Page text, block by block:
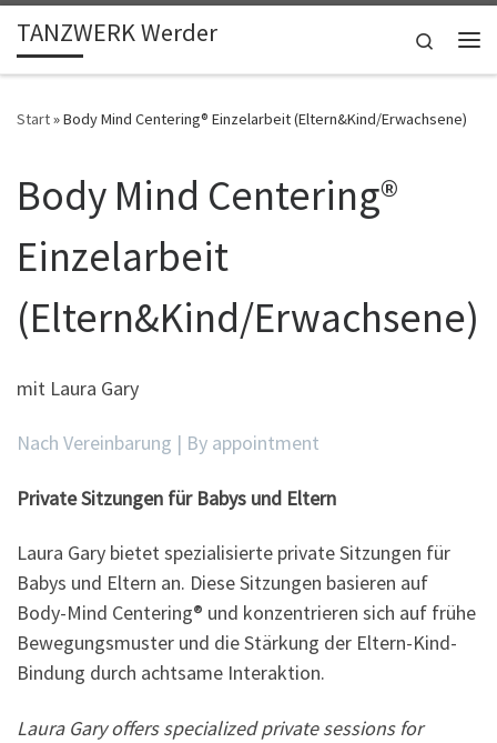
Zum Inhalt springen
TANZWERK Werder
Search
Start»Body Mind Centering®️ Einzelarbeit (Eltern&Kind/Erwachsene)
Body Mind Centering®️
Einzelarbeit
(Eltern&Kind/Erwachsene)
mit Laura Gary
Nach Vereinbarung | By appointment
Private Sitzungen für Babys und Eltern
Laura Gary bietet spezialisierte private Sitzungen für
Babys und Eltern an. Diese Sitzungen basieren auf
Body-Mind Centering® und konzentrieren sich auf frühe
Bewegungsmuster und die Stärkung der Eltern-Kind-
Bindung durch achtsame Interaktion.
Laura Gary offers specialized private sessions for